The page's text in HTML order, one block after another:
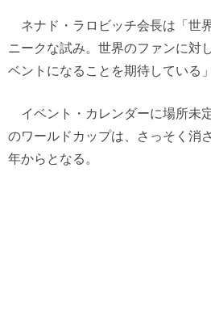
ネナド・ラロビッチ会長は「世
ニークな試み。世界のファンに対
ベントになることを期待している
イベント・カレンダーに場所未
のワールドカップは、さっそく消
年からとなる。